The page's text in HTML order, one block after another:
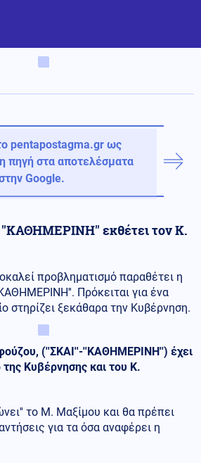
pentapostagma.gr ως
πηγή στα αποτελέσματα
Google.
εκθέτει τον Κ.
προβληματισμό παραθέτει η
Πρόκειται για ένα
στηρίζει ξεκάθαρα την Κυβέρνηση.
(''ΣΚΑΙ''-''ΚΑΘΗΜΕΡΙΝΗ'') έχει
Κυβέρνησης και του Κ.
το Μ. Μαξίμου και θα πρέπει
για τα όσα αναφέρει η